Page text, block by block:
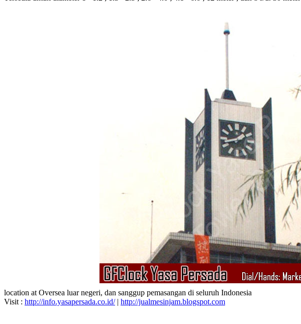
location at Oversea luar negeri, dan sanggup pemasangan di seluruh Indonesia
Visit : http://info.yasapersada.co.id/| http://jualmesinjam.blogspot.com